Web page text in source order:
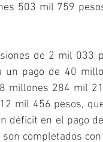
503 mil 759
de 2 mil 033
un pago de 40
millones 284 mil
mil 456 pesos,
déficit en el pago
completados